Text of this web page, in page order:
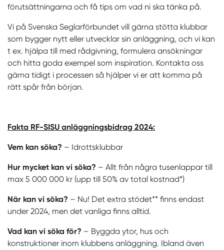
förutsättningarna och få tips om vad ni ska tänka på.
Vi på Svenska Seglarförbundet vill gärna stötta klubbar
som bygger nytt eller utvecklar sin anläggning, och vi kan
t ex. hjälpa till med rådgivning, formulera ansökningar
och hitta goda exempel som inspiration. Kontakta oss
gärna tidigt i processen så hjälper vi er att komma på
rätt spår från början.
Fakta RF-SISU anläggningsbidrag 2024:
Vem kan söka? – Idrottsklubbar
Hur mycket kan vi söka? – Allt från några tusenlappar till
max 5 000 000 kr (upp till 50% av total kostnad*)
När kan vi söka? – Nu! Det extra stödet** finns endast
under 2024, men det vanliga finns alltid.
Vad kan vi söka för? – Byggda ytor, hus och
konstruktioner inom klubbens anläggning. Ibland även